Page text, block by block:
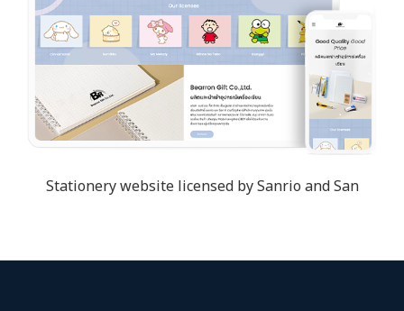
Stationery website licensed by Sanrio and San